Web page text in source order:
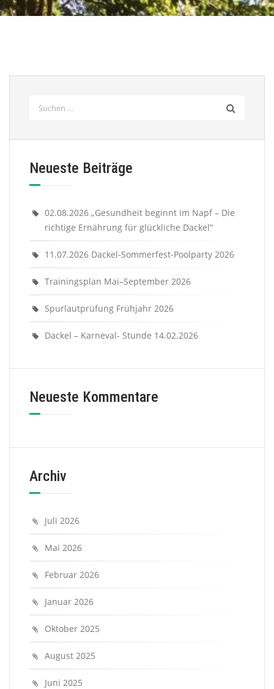
Neueste Beiträge
02.08.2026 „Gesundheit beginnt im Napf – Die
richtige Ernährung für glückliche Dackel“
11.07.2026 Dackel-Sommerfest-Poolparty 2026
Trainingsplan Mai–September 2026
Spurlautprüfung Frühjahr 2026
Dackel – Karneval- Stunde 14.02.2026
Neueste Kommentare
Archiv
Juli 2026
Mai 2026
Februar 2026
Januar 2026
Oktober 2025
August 2025
Juni 2025